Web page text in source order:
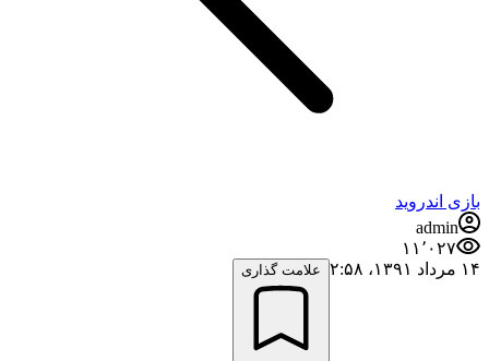
بازی اندروید
admin
۱۱٬۰۲۷
۱۴ مرداد ۱۳۹۱،‏ ۲:۵۸
علامت گذاری